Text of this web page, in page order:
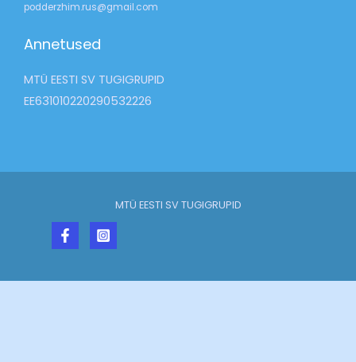
podderzhim.rus@gmail.com
Annetused
MTÜ EESTI SV TUGIGRUPID
EE631010220290532226
MTÜ EESTI SV TUGIGRUPID